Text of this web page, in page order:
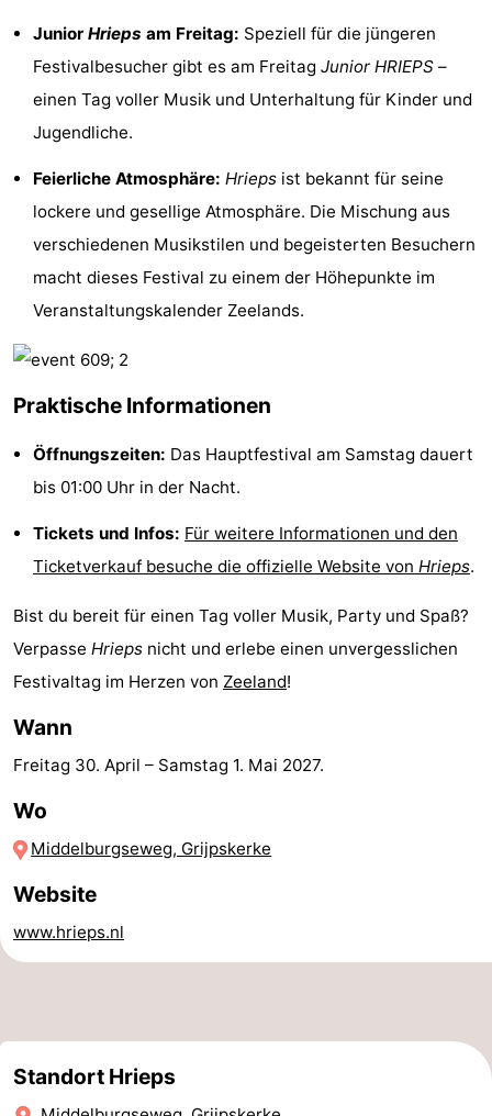
Spielplätze
Indoor-
Minigolfplätze
Wellness-
Städte
Natur
Führungen
Sport
-
Radfahren
Wandern
-
Reiten
-
Golfplatze
-
Sportangeln
Mondriaan
Toorop
Essen
und
Veranstaltungen
Forum
Junior Hrieps am Freitag: Speziell für die jüngeren
Festivalbesucher gibt es am Freitag Junior HRIEPS –
einen Tag voller Musik und Unterhaltung für Kinder und
Jugendliche.
Feierliche Atmosphäre: Hrieps ist bekannt für seine
lockere und gesellige Atmosphäre. Die Mischung aus
verschiedenen Musikstilen und begeisterten Besuchern
macht dieses Festival zu einem der Höhepunkte im
Veranstaltungskalender Zeelands.
Praktische Informationen
Öffnungszeiten: Das Hauptfestival am Samstag dauert
bis 01:00 Uhr in der Nacht.
Tickets und Infos: Für weitere Informationen und den
Ticketverkauf besuche die offizielle Website von Hrieps.
Bist du bereit für einen Tag voller Musik, Party und Spaß?
Verpasse Hrieps nicht und erlebe einen unvergesslichen
Festivaltag im Herzen von Zeeland!
Wann
Freitag 30. April – Samstag 1. Mai 2027.
Wo
Middelburgseweg, Grijpskerke
Website
www.hrieps.nl
Standort Hrieps